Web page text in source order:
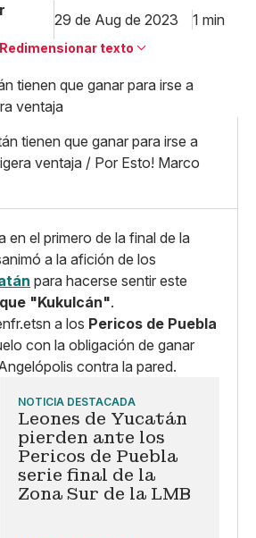
29 de Aug de 2023 1 min
Redimensionar texto
Pequeño
Mediano
Grande
tienen que ganar para irse a
ventaja / Por Esto! Marco
en el primero de la final de la
a la afición de los
para hacerse sentir este
"Kukulcán".
a los Pericos de Puebla
con la obligación de ganar
contra la pared.
NOTICIA DESTACADA
Leones de Yucatán
pierden ante los
Pericos de Puebla
serie final de la
Zona Sur de la LMB